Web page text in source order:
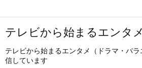
テレビから始まるエンタ
テレビから始まるエンタメ（ドラマ・バ
信しています